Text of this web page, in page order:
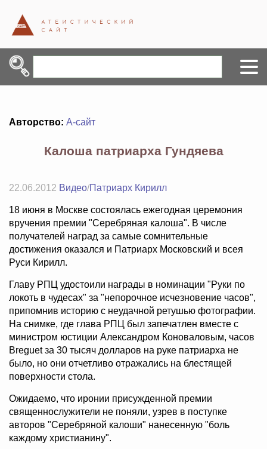
Авторство: А-сайт
Калоша патриарха Гундяева
22.06.2012 Видео/Патриарх Кирилл
18 июня в Москве состоялась ежегодная церемония
вручения премии "Серебряная калоша". В числе
получателей наград за самые сомнительные
достижения оказался и Патриарх Московский и всея
Руси Кирилл.
Главу РПЦ удостоили награды в номинации "Руки по
локоть в чудесах" за "непорочное исчезновение часов",
припомнив историю с неудачной ретушью фотографии.
На снимке, где глава РПЦ был запечатлен вместе с
министром юстиции Александром Коноваловым, часов
Breguet за 30 тысяч долларов на руке патриарха не
было, но они отчетливо отражались на блестящей
поверхности стола.
Ожидаемо, что иронии присужденной премии
священнослужители не поняли, узрев в поступке
авторов "Серебряной калоши" нанесенную "боль
каждому христианину".